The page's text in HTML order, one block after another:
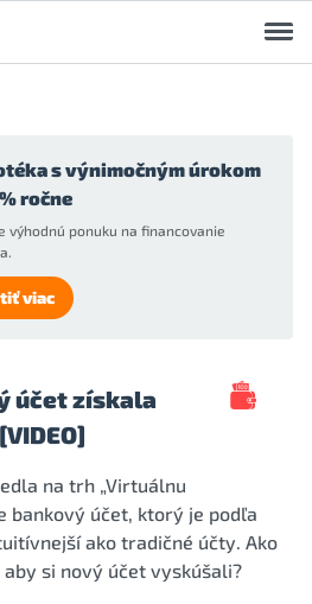
s výnimočným úrokom
ročne
výhodnú ponuku na financovanie
viac
účet získala
na trh „Virtuálnu
bankový účet, ktorý je podľa
ako tradičné účty. Ako
si nový účet vyskúšali?